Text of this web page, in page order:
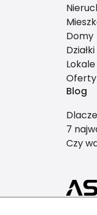
Domy
Działki
Lokale
Blog
7
Czy